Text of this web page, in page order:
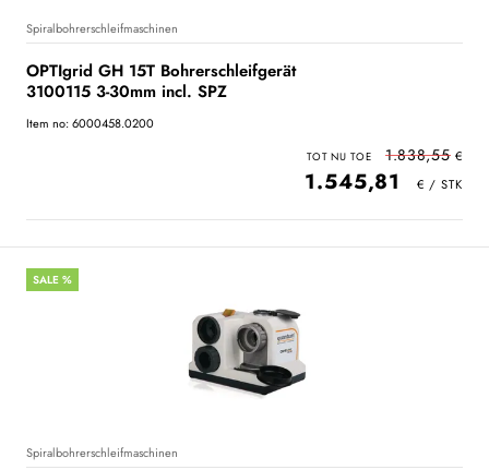
Spiralbohrerschleifmaschinen
OPTIgrid GH 15T Bohrerschleifgerät
3100115 3-30mm incl. SPZ
Item no: 6000458.0200
1.838,55
1.545,81
SALE %
Spiralbohrerschleifmaschinen